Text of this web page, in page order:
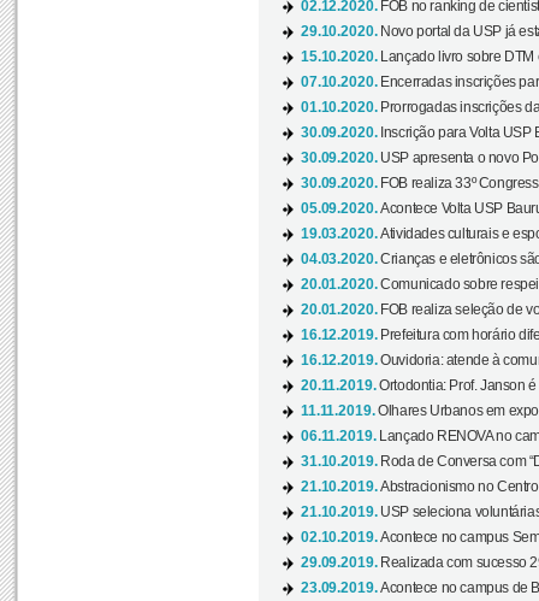
02.12.2020. FOB no ranking de
29.10.2020. Novo portal da USP já
15.10.2020.
Lançado livro sobre
07.10.2020. Encerradas inscrições
01.10.2020. Prorrogadas inscrições
30.09.2020. Inscrição para Volta USP
30.09.2020. USP apresenta o novo
30.09.2020. FOB realiza 33º
05.09.2020.Acontece Volta USP
19.03.2020.Atividades culturais e
04.03.2020.Crianças e eletrônicos
20.01.2020.Comunicado sobre
20.01.2020. FOB realiza seleção de
16.12.2019. Prefeitura com horário
16.12.2019.Ouvidoria: atende à
20.11.2019.Ortodontia: Prof. Janson
11.11.2019.Olhares Urbanos em
06.11.2019.
Lançado RENOVA no
31.10.2019. Roda de Conversa com
21.10.2019.Abstracionismo no
21.10.2019. USP seleciona
02.10.2019.Acontece no campus
29.09.2019. Realizada com sucesso
23.09.2019.Acontece no campus de